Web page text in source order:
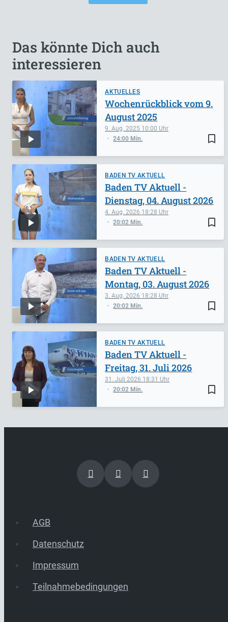
Das könnte Dich auch
interessieren
AKTUELLES
bookmark_border
9. Aug. 2025 10:00
24:00 Min.
Wochenrückblick vom 9.
August 2025
BADEN TV AKTUELL
bookmark_border
4. Aug. 2026 18:28
20:02 Min.
Baden TV Aktuell -
Dienstag, 04. August 2026
BADEN TV AKTUELL
bookmark_border
3. Aug. 2026 18:28
20:02 Min.
Baden TV Aktuell -
Montag, 03. August 2026
BADEN TV AKTUELL
bookmark_border
31. Juli 2026 18:31
20:02 Min.
Baden TV Aktuell -
Freitag, 31. Juli 2026
AGB
Datenschutz
Impressum
Teilnahmebedingungen